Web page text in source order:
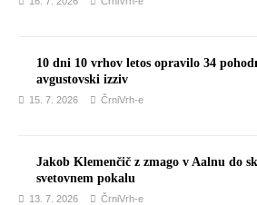
10 dni 10 vrhov letos opravilo 34
avgustovski izziv
15. 7. 2026 ČrniVrh-e
Jakob Klemenčič z zmago v Aalnu do
svetovnem pokalu
13. 7. 2026 ČrniVrh-e